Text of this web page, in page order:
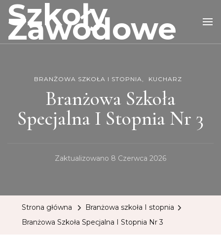
Szkoły
Zawodowe
BRANŻOWA SZKOŁA I STOPNIA KUCHARZ
Branżowa Szkoła
Specjalna I Stopnia Nr 3
Zaktualizowano 8 Czerwca 2026
Strona główna
Branżowa szkoła I stopnia
Branżowa Szkoła Specjalna I Stopnia Nr 3